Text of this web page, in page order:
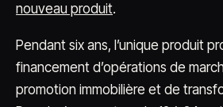
nouveau produit.
Pendant six ans, l’unique produit
financement d’opérations de
promotion immobilière et de